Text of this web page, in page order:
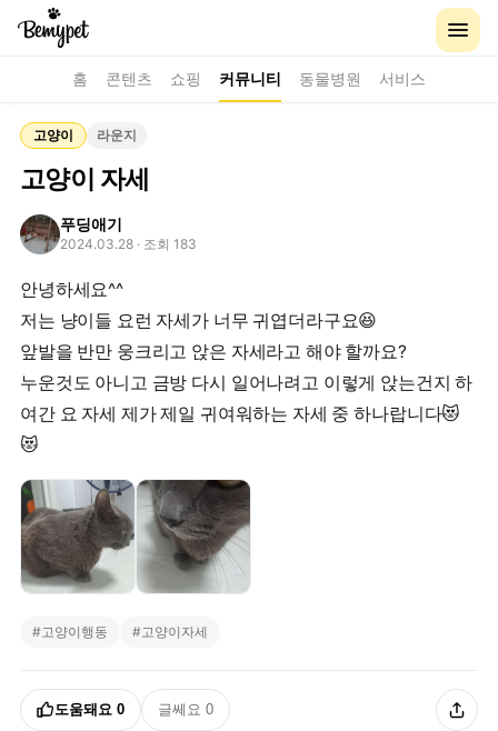
홈 콘텐츠 쇼핑 커뮤니티 동물병원 서비스
고양이 라운지
고양이 자세
푸딩애기
2024.03.28 · 조회 183
안녕하세요^^
저는 냥이들 요런 자세가 너무 귀엽더라구요😆
앞발을 반만 웅크리고 앉은 자세라고 해야 할까요?
누운것도 아니고 금방 다시 일어나려고 이렇게 앉는건지 하
여간 요 자세 제가 제일 귀여워하는 자세 중 하나랍니다😻
😻
# 고양이행동 # 고양이자세
도움돼요 0 글쎄요 0